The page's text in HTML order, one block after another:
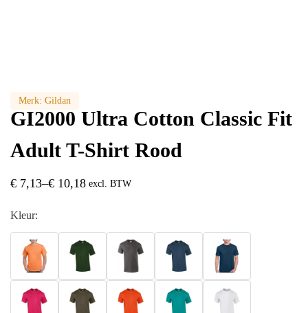
Merk: Gildan
GI2000 Ultra Cotton Classic Fit
Adult T-Shirt Rood
€ 7,13–€ 10,18 excl. BTW
Kleur: